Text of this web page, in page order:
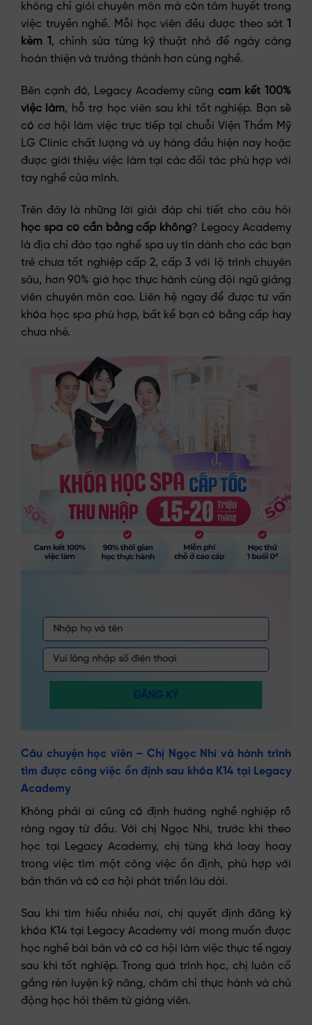
không chỉ giỏi chuyên môn mà còn tâm huyết trong
việc truyền nghề. Mỗi học viên đều được theo sát 1
kèm 1 , chỉnh sửa từng kỹ thuật nhỏ để ngày càng
hoàn thiện và trưởng thành hơn cùng nghề.
Bên cạnh đó, Legacy Academy cũng cam kết 100%
việc làm, hỗ trợ học viên sau khi tốt nghiệp. Bạn sẽ
có cơ hội làm việc trực tiếp tại chuỗi Viện Thẩm Mỹ
LG Clinic chất lượng và uy hàng đầu hiện nay hoặc
được giới thiệu việc làm tại các đối tác phù hợp với
tay nghề của mình.
Trên đây là những lời giải đáp chi tiết cho câu hỏi
học spa có cần bằng cấp không? Legacy Academy
là địa chỉ đào tạo nghề spa uy tín dành cho các bạn
trẻ chưa tốt nghiệp cấp 2, cấp 3 với lộ trình chuyên
sâu, hơn 90% giờ học thực hành cùng đội ngũ giảng
viên chuyên môn cao. Liên hệ ngay để được tư vấn
khóa học spa phù hợp, bất kể bạn có bằng cấp hay
chưa nhé.
ĐĂNG KÝ
Câu chuyện học viên – Chị Ngọc Nhi và hành trình
tìm được công việc ổn định sau khóa K14 tại Legacy
Academy
Không phải ai cũng có định hướng nghề nghiệp rõ
ràng ngay từ đầu. Với chị Ngọc Nhi, trước khi theo
học tại Legacy Academy, chị từng khá loay hoay
trong việc tìm một công việc ổn định, phù hợp với
bản thân và có cơ hội phát triển lâu dài.
Sau khi tìm hiểu nhiều nơi, chị quyết định đăng ký
khóa K14 tại Legacy Academy với mong muốn được
học nghề bài bản và có cơ hội làm việc thực tế ngay
sau khi tốt nghiệp. Trong quá trình học, chị luôn cố
gắng rèn luyện kỹ năng, chăm chỉ thực hành và chủ
động học hỏi thêm từ giảng viên.